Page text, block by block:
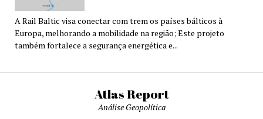
A Rail Baltic visa conectar com trem os países bálticos à
Europa, melhorando a mobilidade na região; Este projeto
também fortalece a segurança energética e...
Atlas Report
Análise Geopolítica